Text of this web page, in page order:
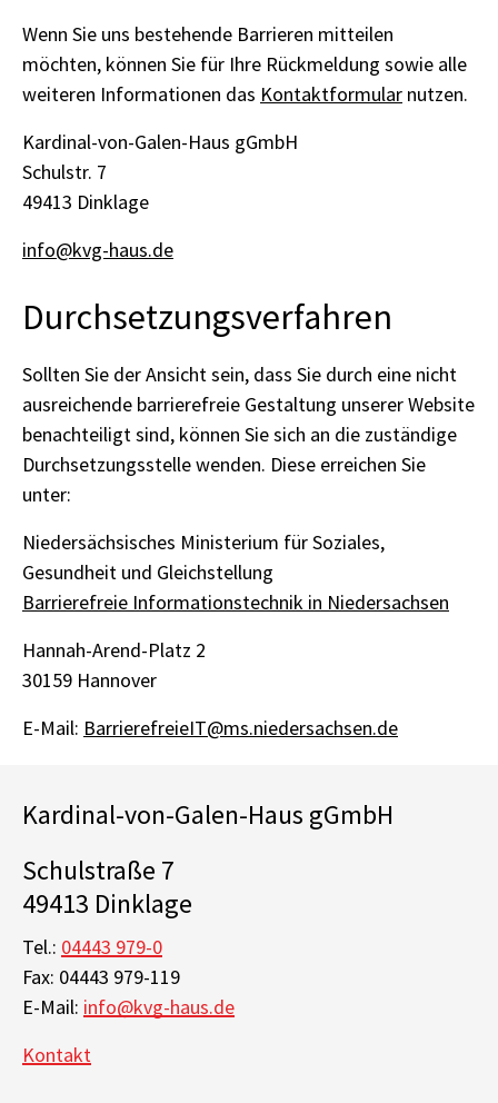
Wenn Sie uns bestehende Barrieren mitteilen
möchten, können Sie für Ihre Rückmeldung sowie alle
weiteren Informationen das Kontaktformular nutzen.
Kardinal-von-Galen-Haus gGmbH
Schulstr. 7
49413 Dinklage
info@kvg-haus.de
Durchsetzungsverfahren
Sollten Sie der Ansicht sein, dass Sie durch eine nicht
ausreichende barrierefreie Gestaltung unserer Website
benachteiligt sind, können Sie sich an die zuständige
Durchsetzungsstelle wenden. Diese erreichen Sie
unter:
Niedersächsisches Ministerium für Soziales,
Gesundheit und Gleichstellung
Barrierefreie Informationstechnik in Niedersachsen
Hannah-Arend-Platz 2
30159 Hannover
E-Mail: BarrierefreieIT@ms.niedersachsen.de
Kardinal-von-Galen-Haus gGmbH
Schulstraße 7
49413 Dinklage
Tel.: 04443 979-0
Fax: 04443 979-119
E-Mail: info@kvg-haus.de
Kontakt